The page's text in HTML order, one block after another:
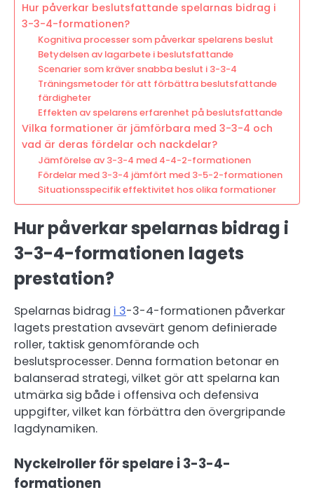
Hur påverkar beslutsfattande spelarnas bidrag i
3-3-4-formationen?
Kognitiva processer som påverkar spelarens beslut
Betydelsen av lagarbete i beslutsfattande
Scenarier som kräver snabba beslut i 3-3-4
Träningsmetoder för att förbättra beslutsfattande
färdigheter
Effekten av spelarens erfarenhet på beslutsfattande
Vilka formationer är jämförbara med 3-3-4 och
vad är deras fördelar och nackdelar?
Jämförelse av 3-3-4 med 4-4-2-formationen
Fördelar med 3-3-4 jämfört med 3-5-2-formationen
Situationsspecifik effektivitet hos olika formationer
Hur påverkar spelarnas bidrag i
3-3-4-formationen lagets
prestation?
Spelarnas bidrag i 3-3-4-formationen påverkar
lagets prestation avsevärt genom definierade
roller, taktisk genomförande och
beslutsprocesser. Denna formation betonar en
balanserad strategi, vilket gör att spelarna kan
utmärka sig både i offensiva och defensiva
uppgifter, vilket kan förbättra den övergripande
lagdynamiken.
Nyckelroller för spelare i 3-3-4-
formationen